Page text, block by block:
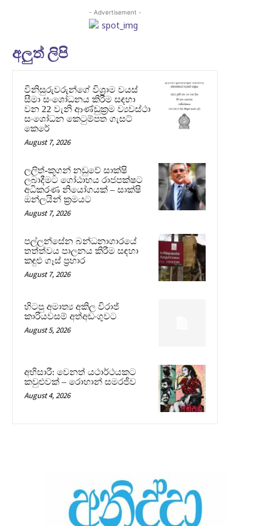
- Advertisement -
අලුත් ලිපි
විනිසුරුවරුන්ගේ විශ්‍රාම වයස්
සීමා සංශෝධනය කිරීම සඳහා
වන 22 වැනි ආණ්ඩුක්‍රම ව්‍යවස්ථා
සංශෝධන කෙටුම්පත ගැසට්
කෙරේ
August 7, 2026
ලලිත්-කූගන් නඩුවේ සාක්ෂි
ලබාදීමට ගෝඨාභය රාජපක්ෂට
අධිකරණ නියෝගයක් – සාක්ෂි
ඔන්ලයින් ක්‍රමයට
August 7, 2026
පල්ලන්සේන බන්ධනාගාරයේ
තත්ත්වය පාලනය කිරීම සඳහා
කඳුළු ගෑස් ප්‍රහාර
August 7, 2026
හිටපු අමාත්‍ය අකිල විරාජ්
කාරියවසම් අත්අඩංගුවට
August 5, 2026
අභිසාරී: වෙනත් යථාර්ථයකට
කවුළුවක් – රොහාන් සමරජීව
August 4, 2026